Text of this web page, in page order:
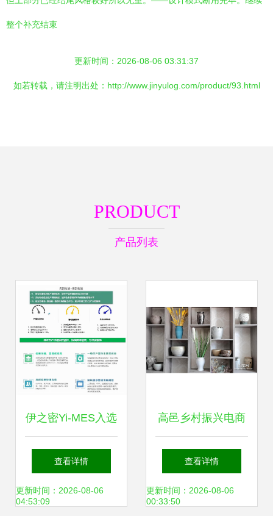
整个补充结束
更新时间：2026-08-06 03:31:37
如若转载，请注明出处：http://www.jinyulog.com/product/93.html
PRODUCT
产品列表
伊之密Yi-MES入选
工信部优秀解决方
案,7000T超重压铸
查看详情
更新时间：2026-08-06
04:53:09
高邑乡村振兴电商
节 助力数字经济与
乡村振兴融合
查看详情
更新时间：2026-08-06
00:33:50